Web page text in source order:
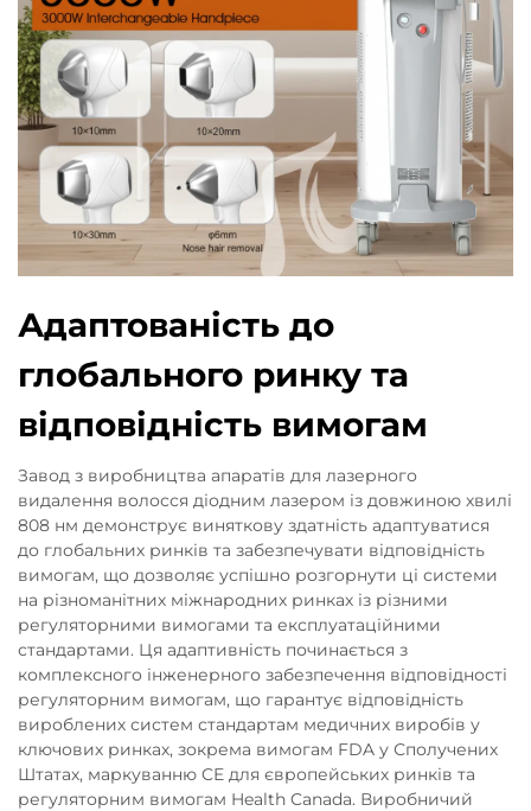
Адаптованість до
глобального ринку та
відповідність вимогам
Завод з виробництва апаратів для лазерного
видалення волосся діодним лазером із довжиною хвилі
808 нм демонструє виняткову здатність адаптуватися
до глобальних ринків та забезпечувати відповідність
вимогам, що дозволяє успішно розгорнути ці системи
на різноманітних міжнародних ринках із різними
регуляторними вимогами та експлуатаційними
стандартами. Ця адаптивність починається з
комплексного інженерного забезпечення відповідності
регуляторним вимогам, що гарантує відповідність
вироблених систем стандартам медичних виробів у
ключових ринках, зокрема вимогам FDA у Сполучених
Штатах, маркуванню CE для європейських ринків та
регуляторним вимогам Health Canada. Виробничий